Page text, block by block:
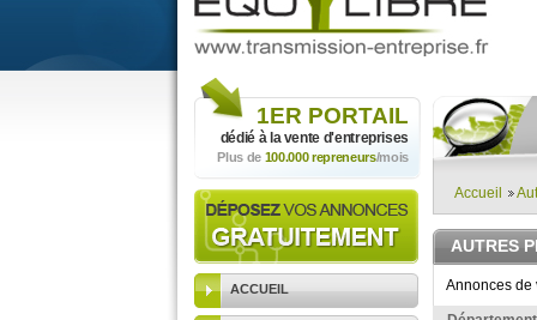
1ER PORTAIL
dédié à la vente d'entreprises
Plus de 100.000 repreneurs/mois
ACCUEIL
Accueil
AUTRES
Annonces de